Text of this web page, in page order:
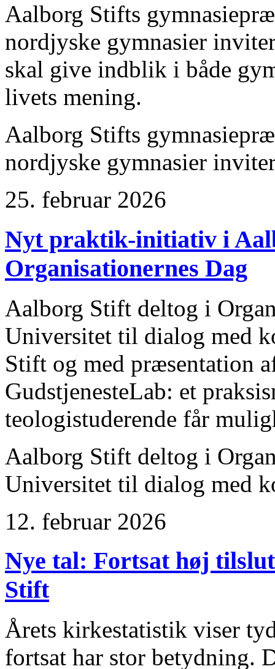
Aalborg Stifts
nordjyske gymnasier
skal give indblik i både
livets mening.
Aalborg Stifts
nordjyske gymnasier
25. februar 2026
Nyt praktik-initiativ i
Organisationernes Dag
Aalborg Stift deltog i
Universitet til dialog med
Stift og med præsentation
GudstjenesteLab: et
teologistuderende får
Aalborg Stift deltog i
Universitet til dialog med
12. februar 2026
Nye tal: Fortsat høj
Stift
Årets kirkestatistik viser
fortsat har stor betydning.